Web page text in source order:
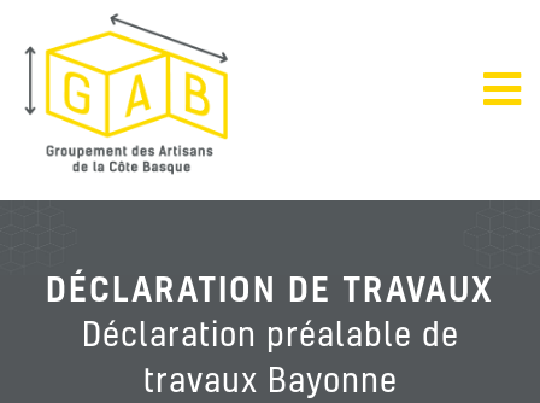
DÉCLARATION DE TRAVAUX
Déclaration préalable de
travaux Bayonne